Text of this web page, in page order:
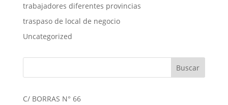
trabajadores diferentes provincias
traspaso de local de negocio
Uncategorized
C/ BORRAS N° 66